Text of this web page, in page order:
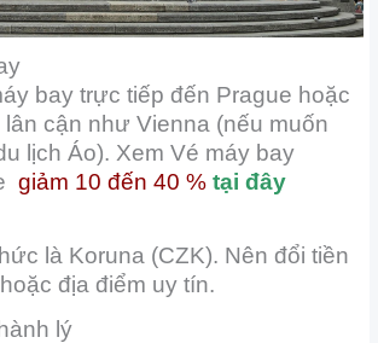
bay trực tiếp đến Prague hoặc
cận như Vienna (nếu muốn
lịch Áo). Xem Vé máy bay
giảm 10 đến 40 %tại đây
là Koruna (CZK). Nên đổi tiền
địa điểm uy tín.
lý